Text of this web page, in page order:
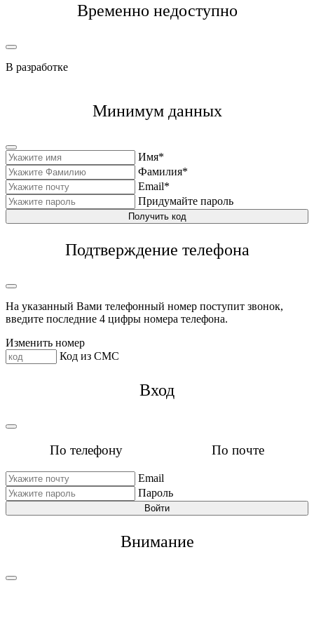
Временно недоступно
В разработке
Минимум данных
Имя*
Фамилия*
Email*
Придумайте пароль
Получить код
Подтверждение телефона
На указанный Вами телефонный номер поступит звонок,
введите последние 4 цифры номера телефона.
Изменить номер
Код из СМС
Вход
По телефону По почте
Email
Пароль
Войти
Внимание